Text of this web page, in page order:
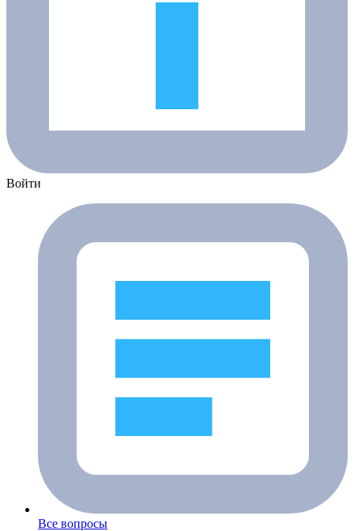
Войти
Все вопросы